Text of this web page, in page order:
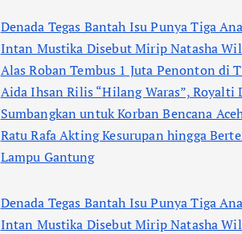
Denada Tegas Bantah Isu Punya Tiga
Intan Mustika Disebut Mirip Natasha
Alas Roban Tembus 1 Juta Penonton di
Aida Ihsan Rilis “Hilang Waras”, Royalti
Sumbangkan untuk Korban Bencana
Ratu Rafa Akting Kesurupan hingga
Lampu Gantung
Denada Tegas Bantah Isu Punya Tiga
Intan Mustika Disebut Mirip Natasha